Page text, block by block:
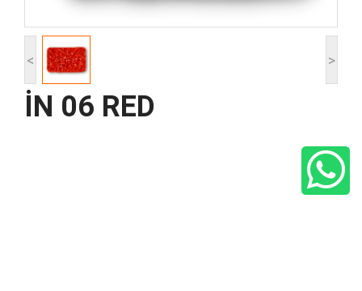
< >
İN 06 RED